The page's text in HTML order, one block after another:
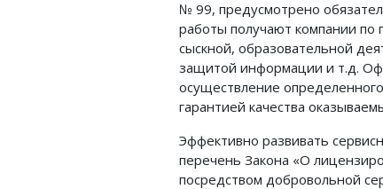
№ 99, предусмотрено
работы получают компании
сыскной, образовательной
защитой информации и т.д.
осуществление
гарантией качества
Эффективно развивать
перечень Закона «О
посредством добровольной